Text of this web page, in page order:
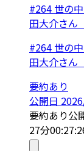
#264 世の
田大介さん
#264 世の
田大介さん
要約あり
公開日
要約あり公
27分